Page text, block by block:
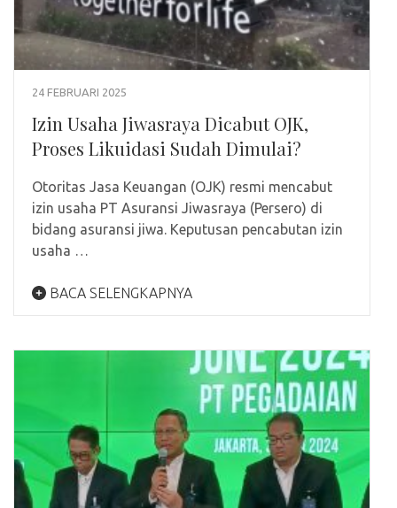
24 FEBRUARI 2025
Izin Usaha Jiwasraya Dicabut OJK,
Proses Likuidasi Sudah Dimulai?
Otoritas Jasa Keuangan (OJK) resmi mencabut
izin usaha PT Asuransi Jiwasraya (Persero) di
bidang asuransi jiwa. Keputusan pencabutan izin
usaha …
BACA SELENGKAPNYA